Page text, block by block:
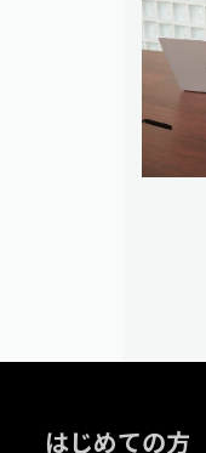
はじめての方